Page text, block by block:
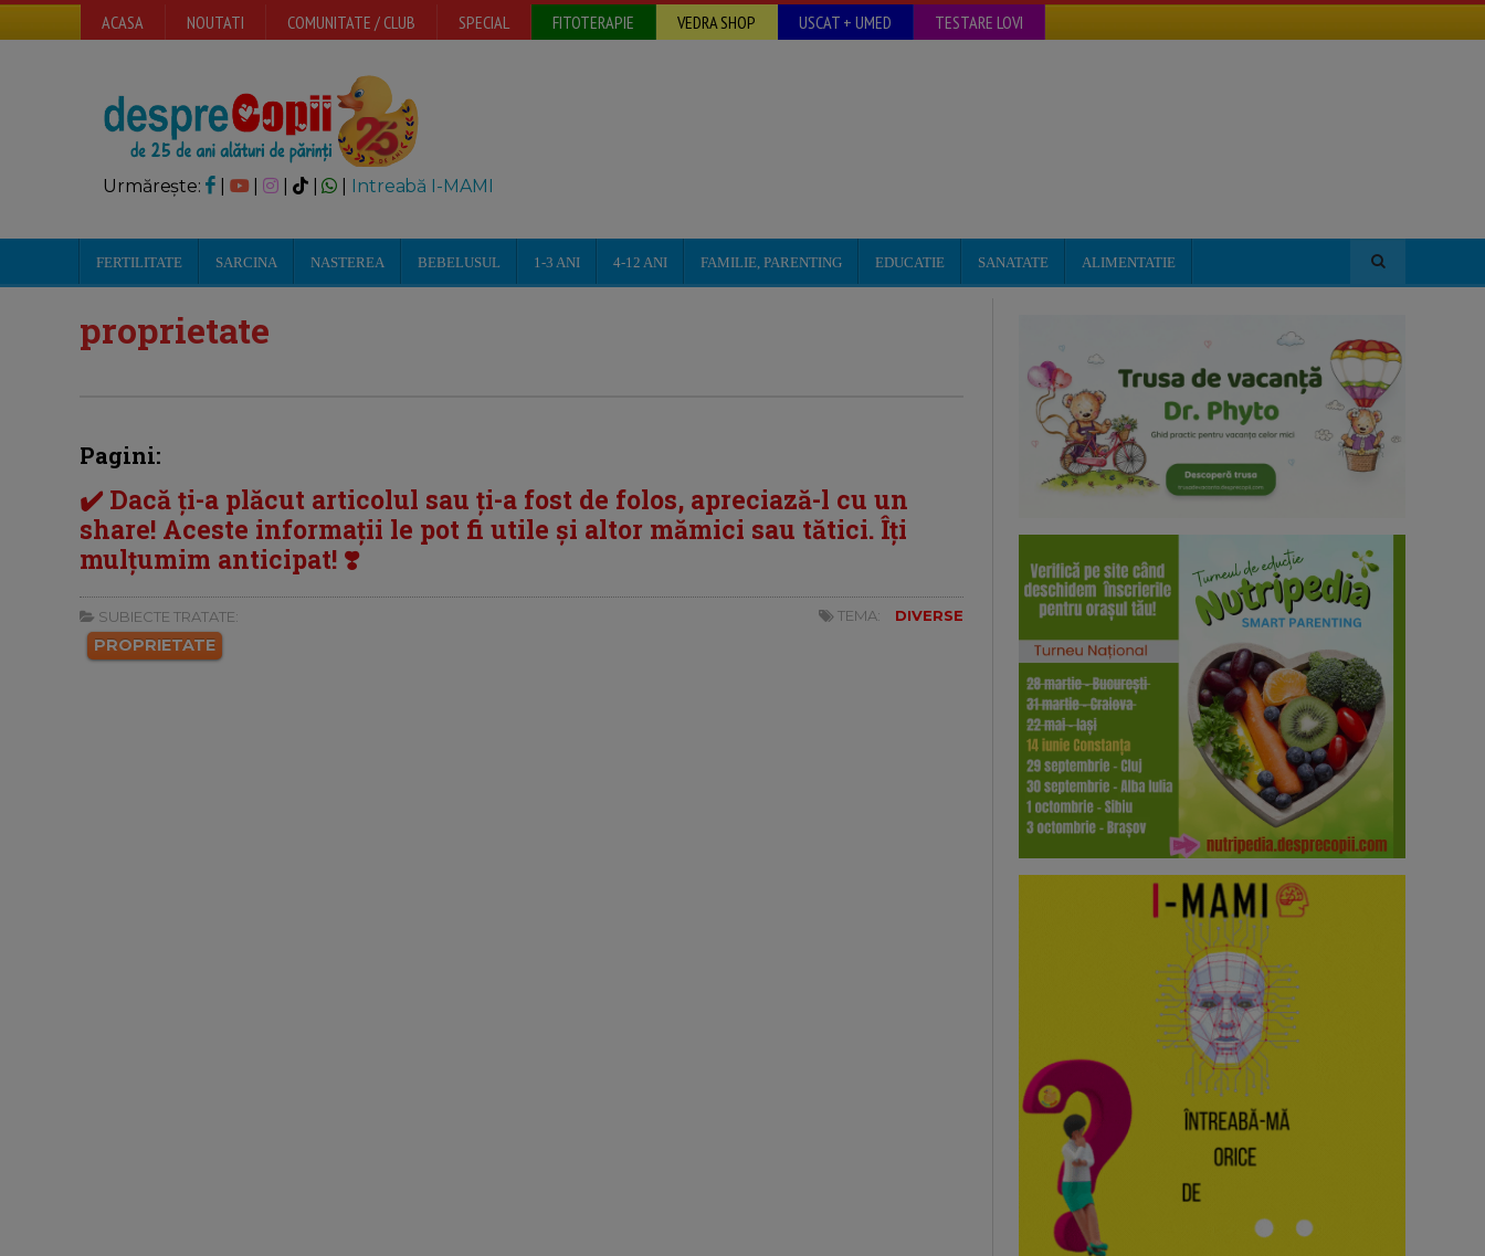
ACASA NOUTATI COMUNITATE / CLUB SPECIAL FITOTERAPIE VEDRA SHOP USCAT + UMED TESTARE LOVI
Urmărește: | | Intreabă I-MAMI
FERTILITATE SARCINA NASTEREA BEBELUSUL 1-3 ANI 4-12 ANI FAMILIE, PARENTING EDUCATIE SANATATE ALIMENTATIE
proprietate
Pagini:
✔️ Dacă ți-a plăcut articolul sau ți-a fost de folos, apreciază-l cu un
share! Aceste informații le pot fi utile și altor mămici sau tătici. Îți
mulțumim anticipat! ❣️
SUBIECTE TRATATE:
PROPRIETATE
TEMA: DIVERSE